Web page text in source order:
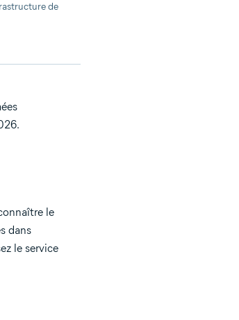
de
le
dans
le service